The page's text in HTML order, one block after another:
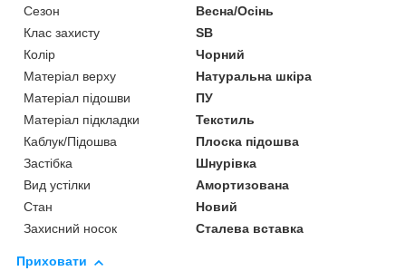
Сезон
Весна/Осінь
Клас захисту
SB
Колір
Чорний
Матеріал верху
Натуральна шкіра
Матеріал підошви
ПУ
Матеріал підкладки
Текстиль
Каблук/Підошва
Плоска підошва
Застібка
Шнурівка
Вид устілки
Амортизована
Стан
Новий
Захисний носок
Сталева вставка
Приховати